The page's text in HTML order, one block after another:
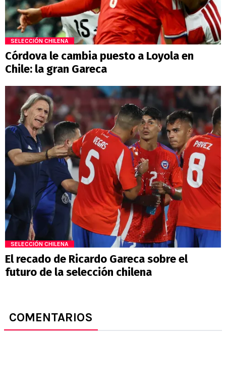
SELECCIÓN CHILENA
Córdova le cambia puesto a Loyola en
Chile: la gran Gareca
SELECCIÓN CHILENA
El recado de Ricardo Gareca sobre el
futuro de la selección chilena
COMENTARIOS